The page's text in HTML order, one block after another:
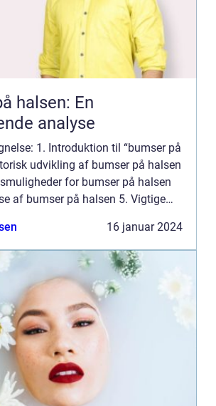
halsen: En
analyse
1. Introduktion til “bumser på
udvikling af bumser på halsen
for bumser på halsen
af bumser på halsen 5. Vigtige
16 januar 2024